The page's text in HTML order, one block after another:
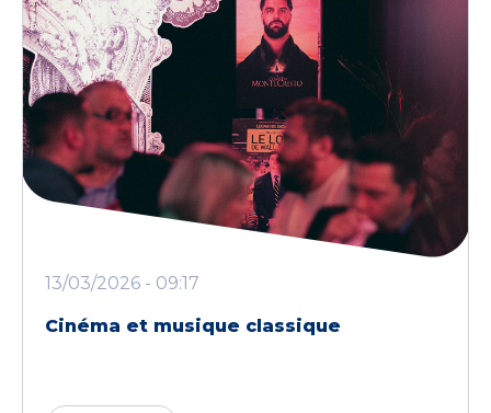
13/03/2026 - 09:17
Cinéma et musique classique